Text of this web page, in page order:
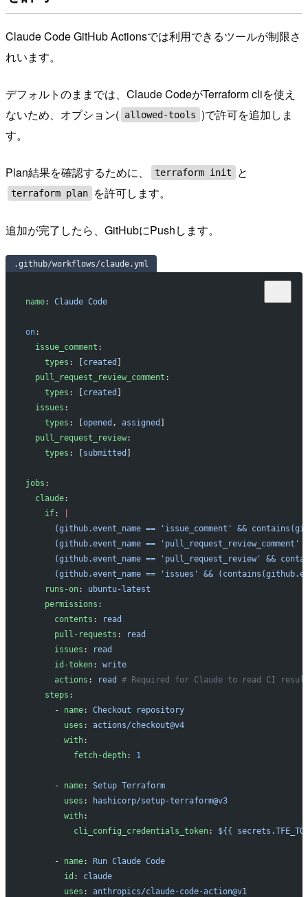
Claude Code GitHub Actionsでは利用できるツールが制限さ
れいます。
デフォルトのままでは、Claude CodeがTerraform cliを使え
ないため、オプション( allowed-tools )で許可を追加しま
す。
Plan結果を確認するために、 terraform init と
terraform plan を許可します。
追加が完了したら、GitHubにPushします。
.github/workflows/claude.yml
name: Claude Code
on:
  issue_comment
:
    types
: [created ]
  pull_request_review_comment
:
    types
: [created ]
  issues
:
    types
: [opened , assigned ]
  pull_request_review
:
    types
: [submitted ]
jobs :
  claude
:
    if
:
(github.event_name == 'issue_comment' &&
(github.event_name == 'pull_request_review_comment'
(github.event_name == 'pull_request_review' &&
(github.event_name == 'issues' &&
    runs-on
: ubuntu-latest
    permissions
:
      contents
:
read
      pull-requests
:
read
      issues
:
read
      id-token
: write
      actions
: read
# Required for Claude to read CI
    steps
:
      -
name: Checkout repository
        uses
: actions/checkout@v4
        with
:
          fetch-depth
: 1
      -
name: Setup Terraform
        uses
:
hashicorp/setup-terraform@v3
        with
:
          cli_config_credentials_token
: ${{
      -
name: Run Claude Code
        id
: claude
        uses
: anthropics/claude-code-action@v1